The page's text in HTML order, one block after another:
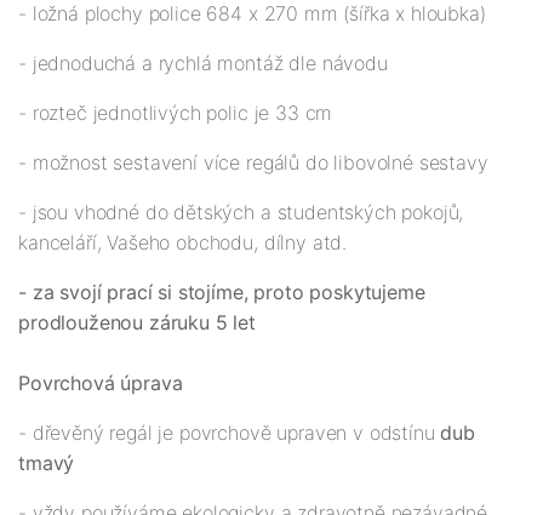
- ložná plochy police 684 x 270 mm (šířka x hloubka)
- jednoduchá a rychlá montáž dle návodu
- rozteč jednotlivých polic je 33 cm
- možnost sestavení více regálů do libovolné sestavy
- jsou vhodné do dětských a studentských pokojů,
kanceláří, Vašeho obchodu, dílny atd.
- za svojí prací si stojíme, proto poskytujeme
prodlouženou záruku 5 let
Povrchová úprava
- dřevěný regál je povrchově upraven v odstínu dub
tmavý